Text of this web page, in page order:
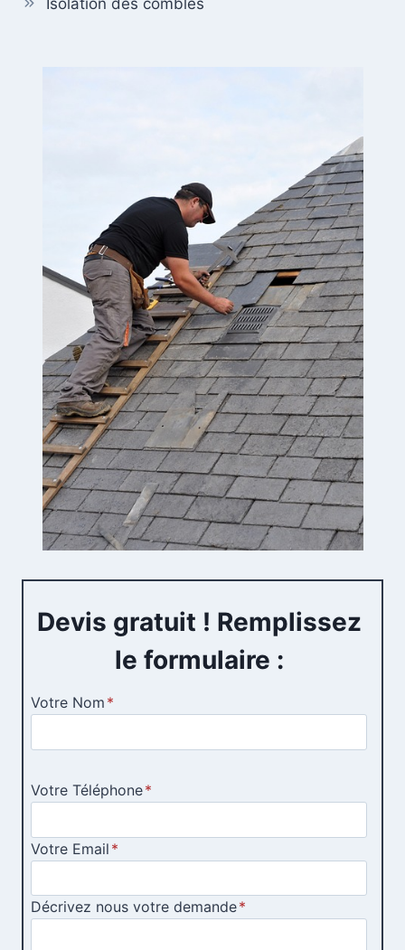
Isolation des combles
Devis gratuit ! Remplissez
le formulaire :
Votre Nom *
Votre Téléphone*
Votre Email *
Décrivez nous votre demande*